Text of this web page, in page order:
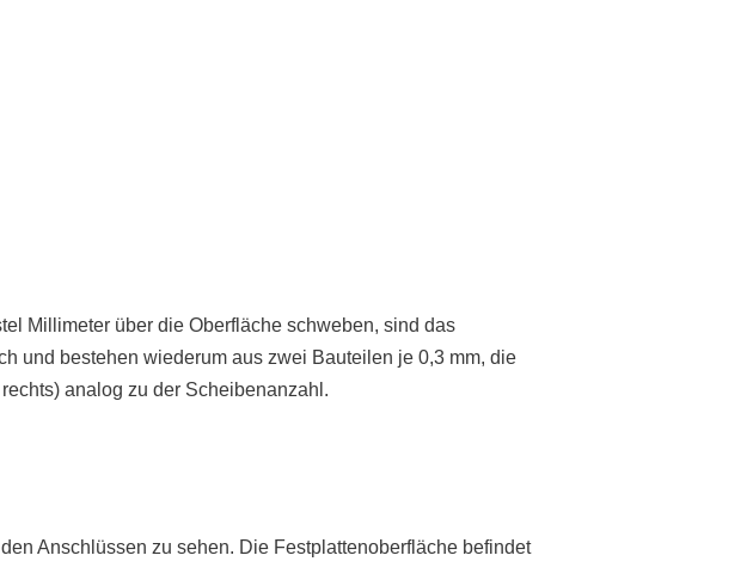
Millimeter über die Oberfläche schweben, sind das
und bestehen wiederum aus zwei Bauteilen je 0,3 mm, die
analog zu der Scheibenanzahl.
Anschlüssen zu sehen. Die Festplattenoberfläche befindet